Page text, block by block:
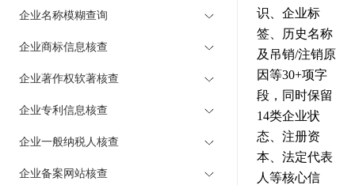
企业名称模糊查询
企业商标信息核查
企业著作权软著核查
企业专利信息核查
企业一般纳税人核查
企业备案网站核查
识、企业标
签、历史名称
及吊销/注销原
因等30+项字
段，同时保留
14类企业状
态、注册资
本、法定代表
人等核心信